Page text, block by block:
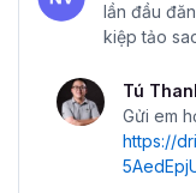
lần đầu
kiệp tảo
Tú
Gửi em
https://